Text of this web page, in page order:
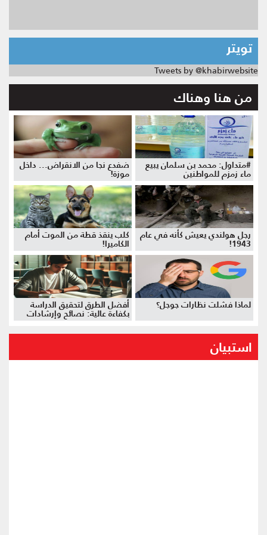
تويتر
Tweets by @khabirwebsite
من هنا وهناك
#متداول: محمد بن سلمان يبيع
ماء زمزم للمواطنين
ضفدع نجا من الانقراض... داخل
موزة!
رجل هولندي يعيش كأنه في عام
1943!
كلب ينقذ قطة من الموت أمام
الكاميرا!
لماذا فشلت نظارات جوجل؟ أفضل الطرق لتحقيق الدراسة
بكفاءة عالية: نصائح وإرشادات
استبيان